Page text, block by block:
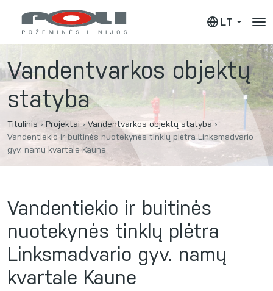
LT
Vandentvarkos objektų
statyba
Titulinis › Projektai › Vandentvarkos objektų statyba ›
Vandentiekio ir buitinės nuotekynės tinklų plėtra Linksmadvario
gyv. namų kvartale Kaune
Vandentiekio ir buitinės
nuotekynės tinklų plėtra
Linksmadvario gyv. namų
kvartale Kaune